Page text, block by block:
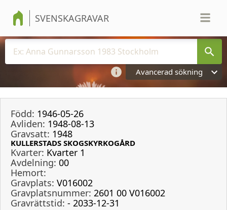
SVENSKAGRAVAR
Avancerad sökning
Född: 1946-05-26
Avliden: 1948-08-13
Gravsatt: 1948
KULLERSTADS SKOGSKYRKOGÅRD
Kvarter: Kvarter 1
Avdelning: 00
Hemort:
Gravplats: V016002
Gravplatsnummer: 2601 00 V016002
Gravrättstid: - 2033-12-31